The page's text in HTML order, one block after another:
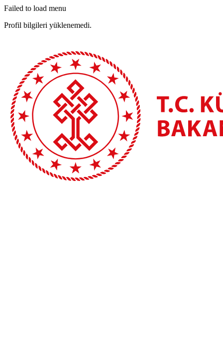
Failed to load menu
Profil bilgileri yüklenemedi.